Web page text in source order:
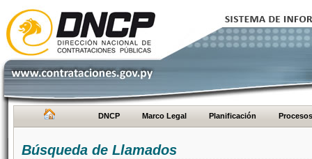
DNCP Marco Legal Planificación Procesos
Búsqueda de Llamados